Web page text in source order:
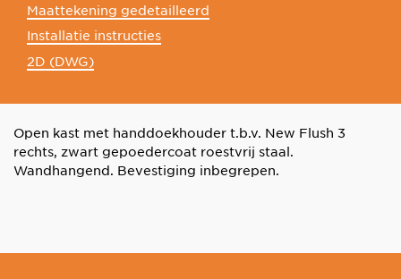
Maattekening gedetailleerd
Installatie instructies
2D (DWG)
Open kast met handdoekhouder t.b.v. New Flush 3
rechts, zwart gepoedercoat roestvrij staal.
Wandhangend. Bevestiging inbegrepen.